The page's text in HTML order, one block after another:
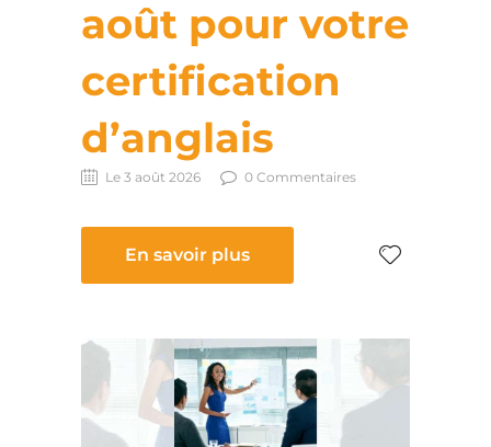
août pour votre
certification
d’anglais
Le 3 août 2026 0 Commentaires
En savoir plus